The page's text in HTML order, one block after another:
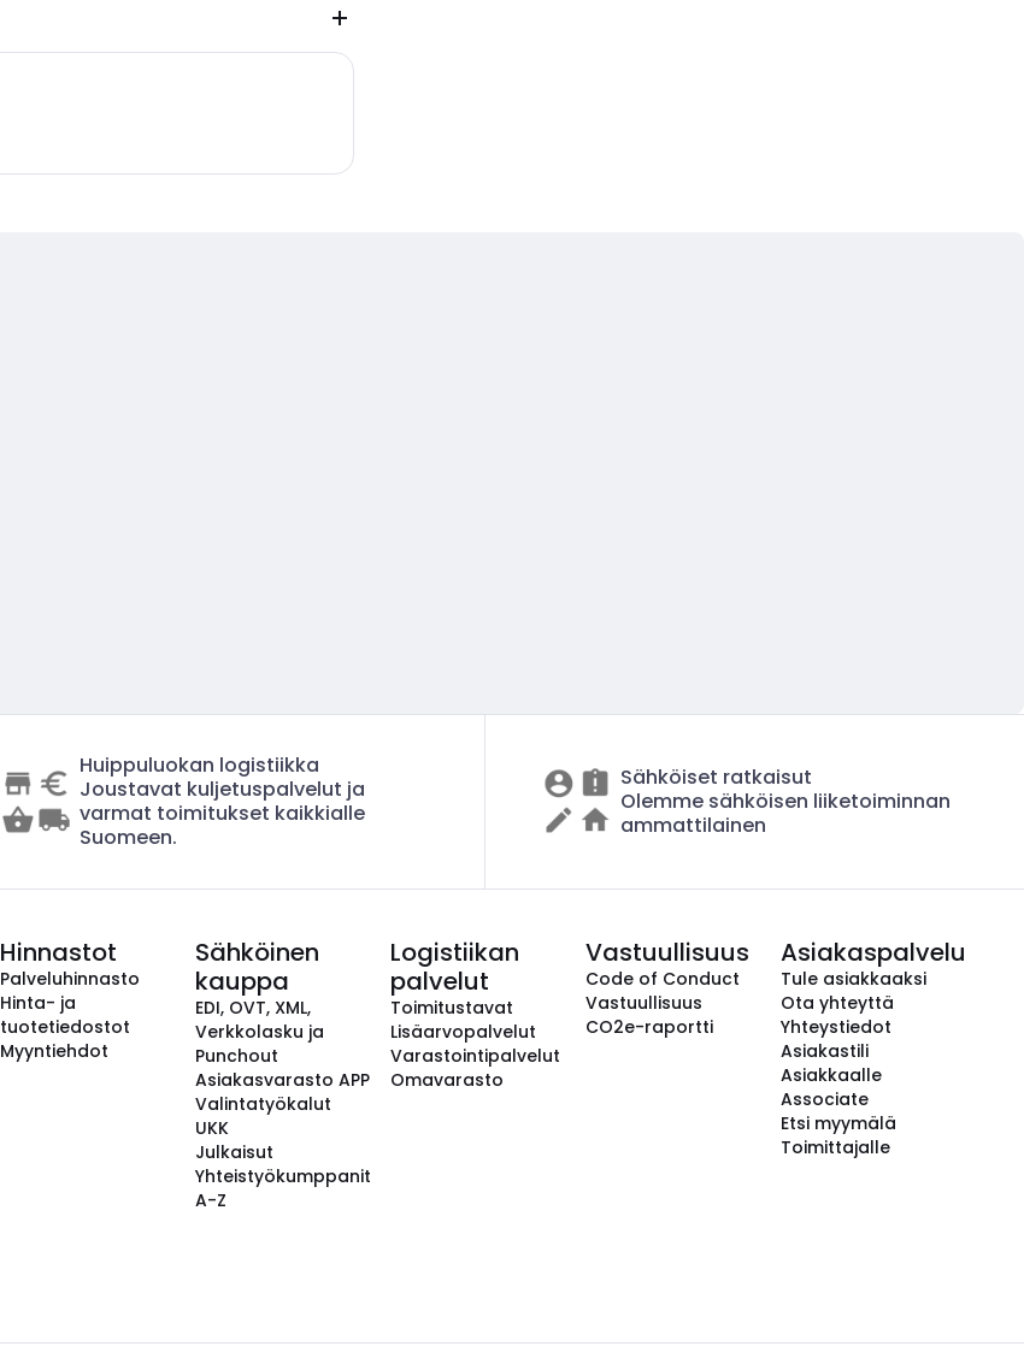
Huippuluokan logistiikka
Joustavat kuljetuspalvelut ja
varmat toimitukset kaikkialle
Suomeen.
Sähköiset ratkaisut
Olemme sähköisen liiketoiminnan
ammattilainen
Hinnastot
Palveluhinnasto
Hinta- ja
tuotetiedostot
Myyntiehdot
Sähköinen
kauppa
EDI, OVT, XML,
Verkkolasku ja
Punchout
Asiakasvarasto APP
Valintatyökalut
UKK
Julkaisut
Yhteistyökumppanit
A-Z
Logistiikan
palvelut
Toimitustavat
Lisäarvopalvelut
Varastointipalvelut
Omavarasto
Vastuullisuus
Code of Conduct
Vastuullisuus
CO2e-raportti
Asiakaspalvelu
Tule asiakkaaksi
Ota yhteyttä
Yhteystiedot
Asiakastili
Asiakkaalle
Associate
Etsi myymälä
Toimittajalle